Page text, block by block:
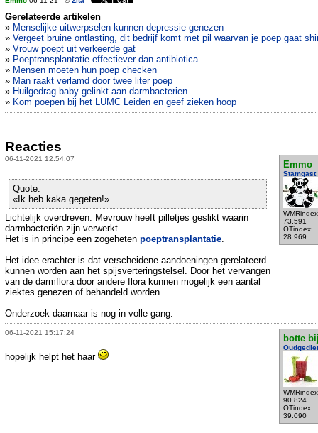
Gerelateerde artikelen
» Menselijke uitwerpselen kunnen depressie genezen
» Vergeet bruine ontlasting, dit bedrijf komt met pil waarvan je poep gaat
» Vrouw poept uit verkeerde gat
» Poeptransplantatie effectiever dan antibiotica
» Mensen moeten hun poep checken
» Man raakt verlamd door twee liter poep
» Huilgedrag baby gelinkt aan darmbacterien
» Kom poepen bij het LUMC Leiden en geef zieken hoop
Reacties
06-11-2021 12:54:07
Emmo
Stamgast
73.591
OTindex:
28.969
Quote:
«Ik heb kaka gegeten!»
Lichtelijk overdreven. Mevrouw heeft pilletjes geslikt waarin
darmbacteriën zijn verwerkt.
Het is in principe een zogeheten poeptransplantatie
Het idee erachter is dat verscheidene aandoeningen gerelateerd
kunnen worden aan het spijsverteringstelsel. Door het vervangen
van de darmflora door andere flora kunnen mogelijk een aantal
ziektes genezen of behandeld worden.
Onderzoek daarnaar is nog in volle gang.
06-11-2021 15:17:24
botte
90.824
OTindex:
39.090
hopelijk helpt het haar